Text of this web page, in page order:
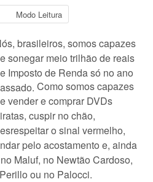
Modo Leitura
brasileiros, somos capazes
sonegar meio trilhão de reais
Imposto de Renda só no ano
Como somos capazes
vender e comprar DVDs
cuspir no chão,
o sinal vermelho,
pelo acostamento e, ainda
Maluf, no Newtão Cardoso,
ou no Palocci.